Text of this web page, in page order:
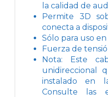
la calidad de
Permite 3D
conecta a
Sólo para uso
Fuerza de
Nota: Este
unidireccional
instalado en
Consulte las